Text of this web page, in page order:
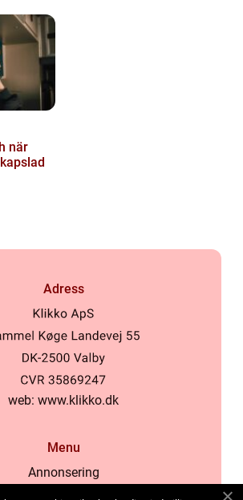
när
Adress
web: www.klikko.dk
Menu
Annonsering